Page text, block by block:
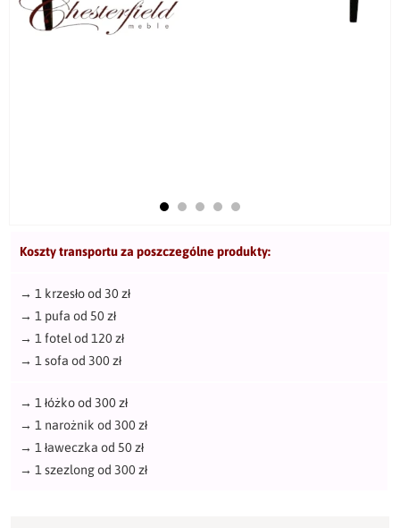
Koszty transportu za poszczególne produkty:
→ 1 krzesło od 30 zł
→ 1 pufa od 50 zł
→ 1 fotel od 120 zł
→ 1 sofa od 300 zł
→ 1 łóżko od 300 zł
→ 1 narożnik od 300 zł
→ 1 ławeczka od 50 zł
→ 1 szezlong od 300 zł